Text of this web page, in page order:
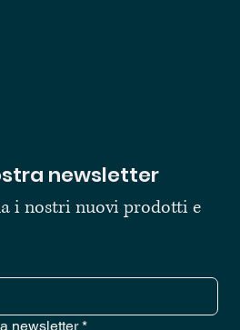
newsletter
i nostri nuovi prodotti e
newsletter *